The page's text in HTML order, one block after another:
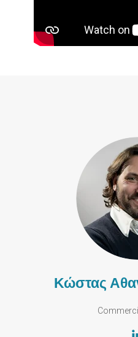
Κώστας